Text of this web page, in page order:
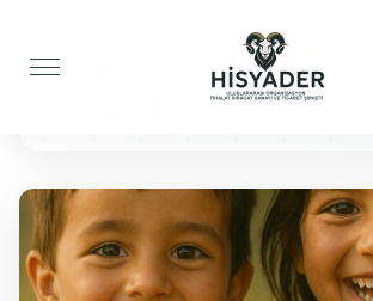
Çocuklar İçin